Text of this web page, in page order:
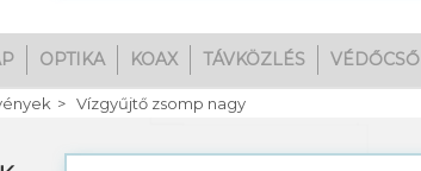
OPTIKA KOAX TÁVKÖZLÉS VÉDŐCSŐ
Vízgyűjtő zsomp nagy